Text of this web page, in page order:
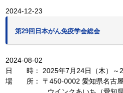
2024-12-23
第29回日本がん免疫学会総会
2024-08-02
日 時： 2025年7月24日（木）～
場 所： 〒450-0002 愛知県名古屋